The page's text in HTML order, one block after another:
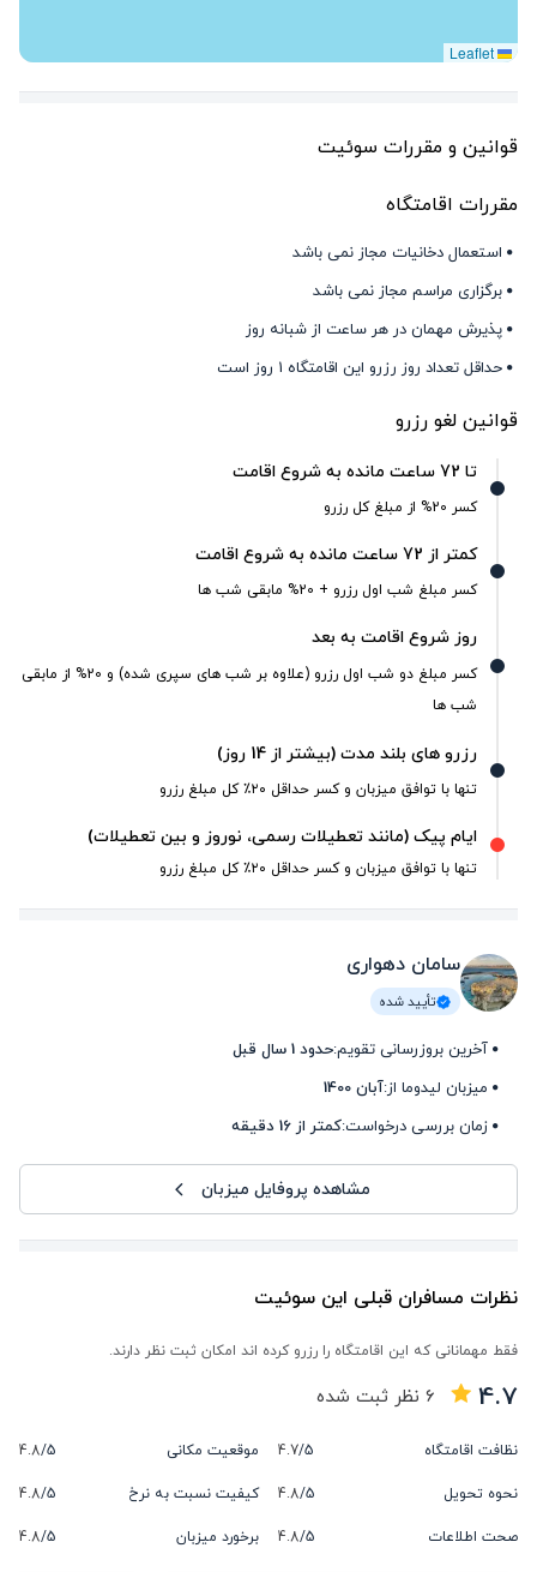
قوانین و مقررات سوئیت
مقررات اقامتگاه
استعمال دخانیات مجاز نمی باشد
برگزاری مراسم مجاز نمی باشد
پذیرش مهمان در هر ساعت از شبانه روز
حداقل تعداد روز رزرو این اقامتگاه 1 روز است
قوانین لغو رزرو
تا 72 ساعت مانده به شروع اقامت
کسر 20% از مبلغ کل رزرو
کمتر از 72 ساعت مانده به شروع اقامت
کسر مبلغ شب اول رزرو + 20% مابقی شب ها
روز شروع اقامت به بعد
کسر مبلغ دو شب اول رزرو (علاوه بر شب های سپری شده) و 20% از مابقی
شب ها
رزرو های بلند مدت (بیشتر از 14 روز)
تنها با توافق میزبان و کسر حداقل ۲۰٪ کل مبلغ رزرو
ایام پیک (مانند تعطیلات رسمی، نوروز و بین تعطیلات)
تنها با توافق میزبان و کسر حداقل ۲۰٪ کل مبلغ رزرو
سامان دهواری
تأیید شده
آخرین بروزرسانی تقویم:حدود 1 سال قبل
میزبان لیدوما از:آبان 1400
زمان بررسی درخواست:کمتر از 16 دقیقه
مشاهده پروفایل میزبان
نظرات مسافران قبلی این سوئیت
فقط مهمانانی که این اقامتگاه را رزرو کرده اند امکان ثبت نظر دارند.
4.7
6 نظر ثبت شده
نظافت اقامتگاه 5/
4.7 موقعیت مکانی 5/
4.8
نحوه تحویل
5/
4.8 کیفیت نسبت به نرخ 5/
4.8
صحت اطلاعات
5/
4.8 برخورد میزبان 5/
4.8